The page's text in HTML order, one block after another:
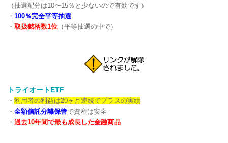
（抽選配分は10〜15％と少ないので有効です）
・ 100％完全平等抽選
・ 取扱銘柄数1位 （平等抽選の中で）
トライオートETF
・ 利用者の利益は20ヶ月連続でプラスの実績
・ 全額信託分離保管で資産は安全
・ 過去10年間で最も成長した金融商品